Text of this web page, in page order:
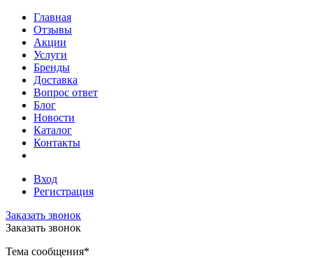
Главная
Отзывы
Акции
Услуги
Бренды
Доставка
Вопрос ответ
Блог
Новости
Каталог
Контакты
Вход
Регистрация
Заказать звонок
Заказать звонок
Тема сообщения*